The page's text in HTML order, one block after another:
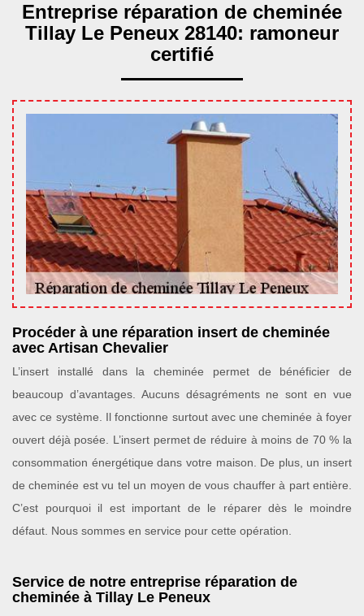
Entreprise réparation de cheminée
Tillay Le Peneux 28140: ramoneur
certifié
Procéder à une réparation insert de cheminée
avec Artisan Chevalier
L’insert installé dans la cheminée permet de bénéficier de
beaucoup d’avantages. Aucuns désagréments ne sont en vue
avec ce système. Il fonctionne surtout avec une cheminée à foyer
ouvert déjà posée. L’insert permet de réduire à moins de 70 % la
consommation énergétique dans votre maison. De plus, un insert
de cheminée est vu tel un moyen de vous chauffer à part entière.
C’est pourquoi il est important de le réparer dès le moindre
défaut. Nous sommes en service pour cette opération.
Service de notre entreprise réparation de
cheminée à Tillay Le Peneux